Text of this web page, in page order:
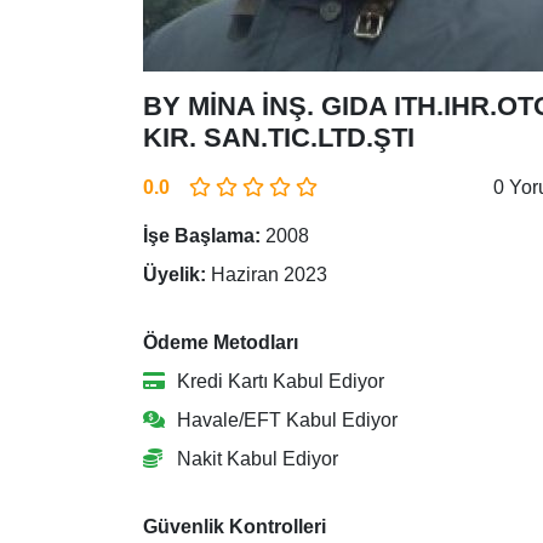
BY MİNA İNŞ. GIDA
KIR. SAN.TIC.LTD.ŞTI
0.0 0
İşe Başlama: 2008
Üyelik: Haziran 2023
Ödeme Metodları
Kredi Kartı Kabul Ediyor
Havale/EFT Kabul Ediyor
Nakit Kabul Ediyor
Güvenlik Kontrolleri